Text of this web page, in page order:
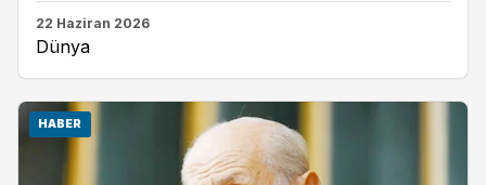
22 Haziran 2026
Dünya
HABER